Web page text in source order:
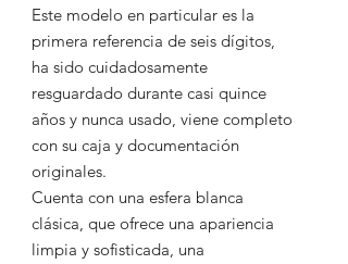
Este modelo en particular es la
primera referencia de seis dígitos,
ha sido cuidadosamente
resguardado durante casi quince
años y nunca usado, viene completo
con su caja y documentación
originales.
Cuenta con una esfera blanca
clásica, que ofrece una apariencia
limpia y sofisticada, una